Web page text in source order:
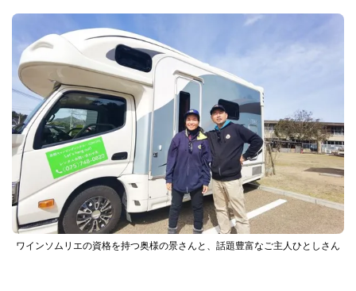
ワインソムリエの資格を持つ奥様の景さんと、話題豊富なご主人ひとしさん